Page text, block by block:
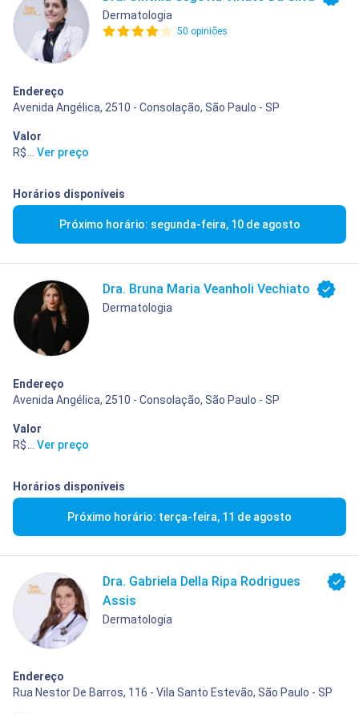
Dermatologia
50 opiniões
Endereço
Avenida Angélica, 2510 - Consolação, São Paulo - SP
Valor
R$ 400,00
Ver preço
Horários disponíveis
Próximo horário: segunda-feira, 10 de agosto
Dra. Bruna Maria Veanholi Vechiato
Dermatologia
Endereço
Avenida Angélica, 2510 - Consolação, São Paulo - SP
Valor
R$ 400,00
Ver preço
Horários disponíveis
Próximo horário: terça-feira, 11 de agosto
Dra. Gabriela Della Ripa Rodrigues
Assis
Dermatologia
Endereço
Rua Nestor De Barros, 116 - Vila Santo Estevão, São Paulo - SP